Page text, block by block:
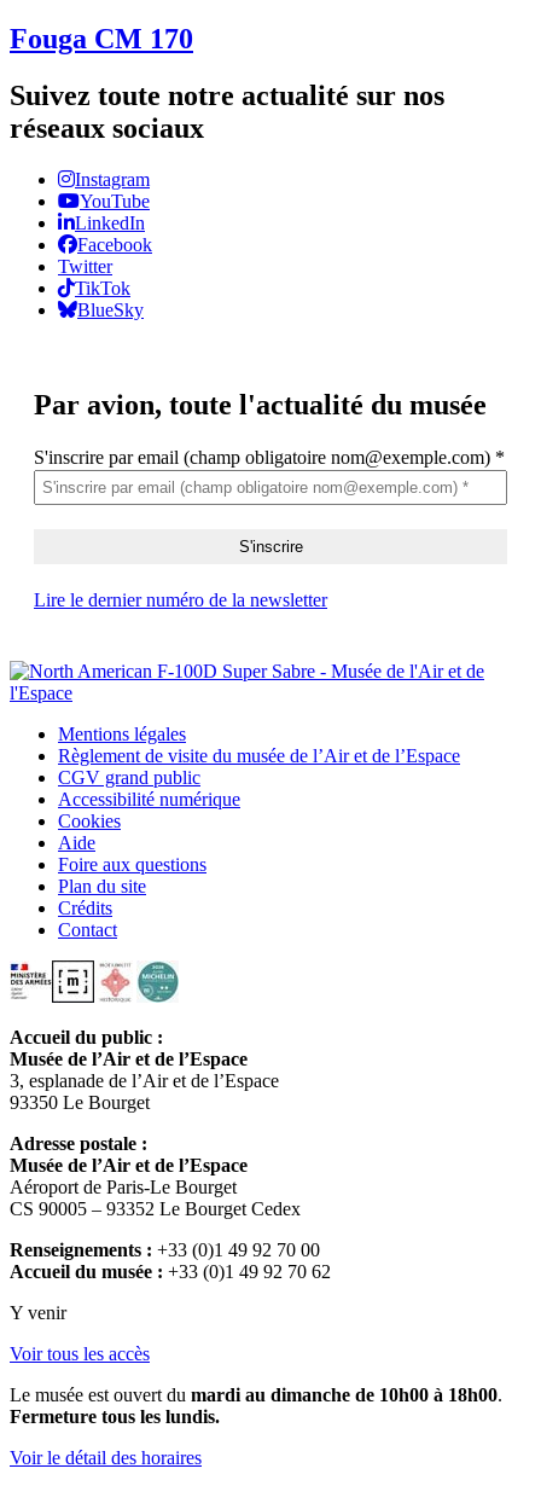
Fouga CM 170
Suivez toute notre actualité sur nos
réseaux sociaux
Instagram
YouTube
LinkedIn
Facebook
Twitter
TikTok
BlueSky
Par avion, toute l'actualité du musée
S'inscrire par email (champ obligatoire nom@exemple.com) *
Lire le dernier numéro de la newsletter
Mentions légales
Règlement de visite du musée de l’Air et de l’Espace
CGV grand public
Accessibilité numérique
Cookies
Aide
Foire aux questions
Plan du site
Crédits
Contact
Accueil du public :
Musée de l’Air et de l’Espace
3, esplanade de l’Air et de l’Espace
93350 Le Bourget
Adresse postale :
Musée de l’Air et de l’Espace
Aéroport de Paris-Le Bourget
CS 90005 – 93352 Le Bourget Cedex
Renseignements : +33 (0)1 49 92 70 00
Accueil du musée : +33 (0)1 49 92 70 62
Y venir
Voir tous les accès
Le musée est ouvert du mardi au dimanche de 10h00 à 18h00.
Fermeture tous les lundis.
Voir le détail des horaires